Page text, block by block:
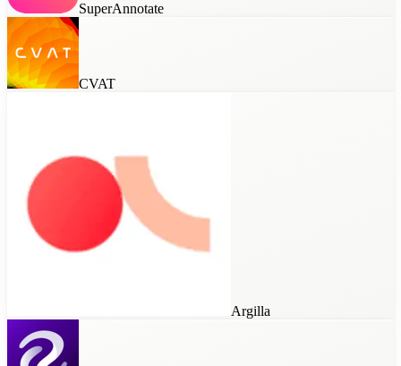
SuperAnnotate
CVAT
Argilla